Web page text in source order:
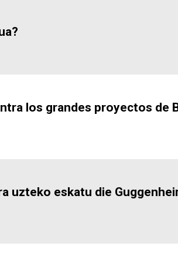
los grandes proyectos de
uzteko eskatu die